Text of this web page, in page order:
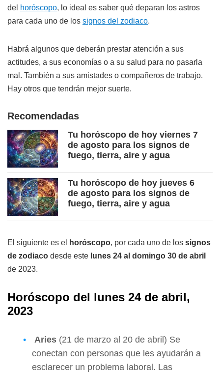
del horóscopo, lo ideal es saber qué deparan los astros
para cada uno de los signos del zodiaco.
Habrá algunos que deberán prestar atención a sus
actitudes, a sus economías o a su salud para no pasarla
mal. También a sus amistades o compañeros de trabajo.
Hay otros que tendrán mejor suerte.
Recomendadas
Tu horóscopo de hoy viernes 7
de agosto para los signos de
fuego, tierra, aire y agua
Tu horóscopo de hoy jueves 6
de agosto para los signos de
fuego, tierra, aire y agua
El siguiente es el horóscopo, por cada uno de los signos
de zodiaco desde este lunes 24 al domingo 30 de abril
de 2023.
Horóscopo del lunes 24 de abril,
2023
Aries (21 de marzo al 20 de abril) Se
conectan con personas que les ayudarán a
esclarecer un problema laboral. Las